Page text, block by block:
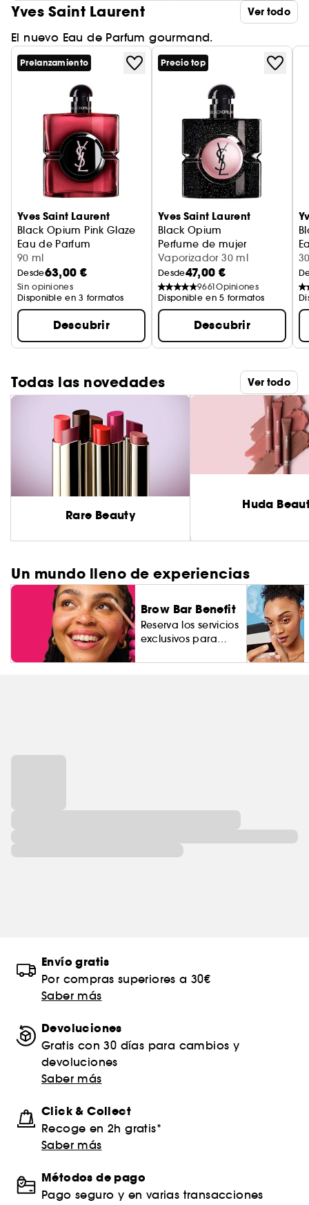
Yves Saint Laurent
El nuevo Eau de Parfum gourmand.
Ver todo
Prelanzamiento
Yves Saint Laurent
Black Opium Pink Glaze
Eau de Parfum
90 ml
Desde63,00 €
Sin opiniones
Disponible en 3 formatos
Descubrir
Precio top
Yves Saint Laurent
Black Opium
Perfume de mujer
Vaporizador 30 ml
Desde47,00 €
9661Opiniones
Disponible en 5 formatos
Descubrir
Todas las novedades Ver todo
Rare Beauty
Huda
Un mundo lleno de experiencias
Brow Bar Benefit
Reserva los servicios
exclusivos para
Envío gratis
Por compras superiores a 30€
Saber más
Devoluciones
Gratis con 30 días para cambios y
devoluciones
Saber más
Click & Collect
Recoge en 2h gratis*
Saber más
Métodos de pago
Pago seguro y en varias transacciones